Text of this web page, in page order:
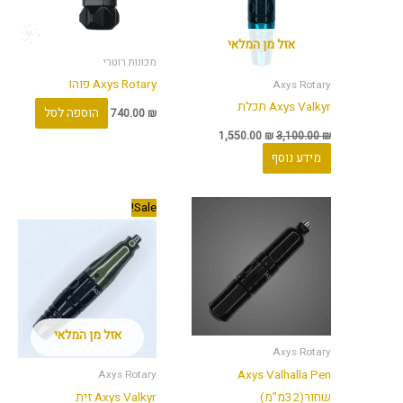
אזל מן המלאי
Axys Rotary
Axys Valkyr תכלת
3,100.00₪
1,550.00 ₪
מידע נוסף
מכונות רוטרי
Axys Rotary פוהו
740.00 ₪ הוספה לסל
Axys Rotary
Axys Valhalla Pen
שחור(32מ"מ)
Sale!
אזל מן המלאי
Axys Rotary
Axys Valkyr זית
המקורי
הנוכחי